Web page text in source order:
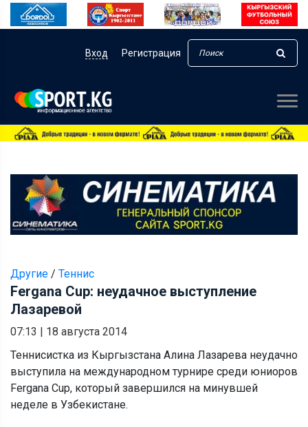
Вход Регистрация
Другие / Теннис
Fergana Cup: неудачное выступление
Лазаревой
07:13 | 18 августа 2014
Теннисистка из Кыргызстана Алина Лазарева неудачно
выступила на международном турнире среди юниоров
Fergana Cup, который завершился на минувшей
неделе в Узбекистане.